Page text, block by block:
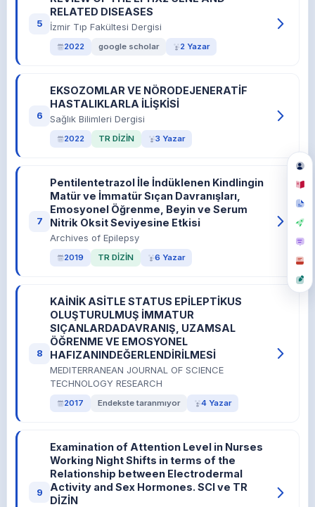
5
RELATED DISEASES
İzmir Tıp Fakültesi Dergisi
2022 google scholar 2 Yazar
6
EKSOZOMLAR VE NÖRODEJENERATİF
HASTALIKLARLA İLİŞKİSİ
Sağlık Bilimleri Dergisi
2022 TR DİZİN 3 Yazar
7
Pentilentetrazol İle İndüklenen Kindlingin
Matür ve İmmatür Sıçan Davranışları,
Emosyonel Öğrenme, Beyin ve Serum
Nitrik Oksit Seviyesine Etkisi
Archives of Epilepsy
2019 TR DİZİN 6 Yazar
8
KAİNİK ASİTLE STATUS EPİLEPTİKUS
OLUŞTURULMUŞ İMMATUR
SIÇANLARDADAVRANIŞ, UZAMSAL
ÖĞRENME VE EMOSYONEL
HAFIZANINDEĞERLENDİRİLMESİ
MEDITERRANEAN JOURNAL OF SCIENCE
TECHNOLOGY RESEARCH
2017 Endekste taranmıyor 4 Yazar
9
Examination of Attention Level in Nurses
Working Night Shifts in terms of the
Relationship between Electrodermal
Activity and Sex Hormones. SCI ve TR
DİZİN